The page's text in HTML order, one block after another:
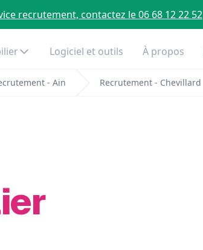
recrutement, contactez le 06 68 12 22 52
Logiciel et outils À propos
- Ain Recrutement - Chevillard